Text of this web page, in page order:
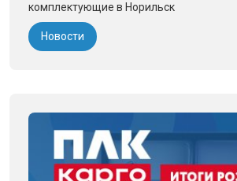
комплектующие в Норильск
Новости